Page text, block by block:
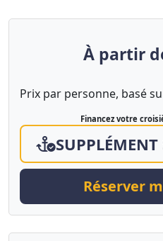
À partir
Prix par personne, basé
Financez votre
Réserver